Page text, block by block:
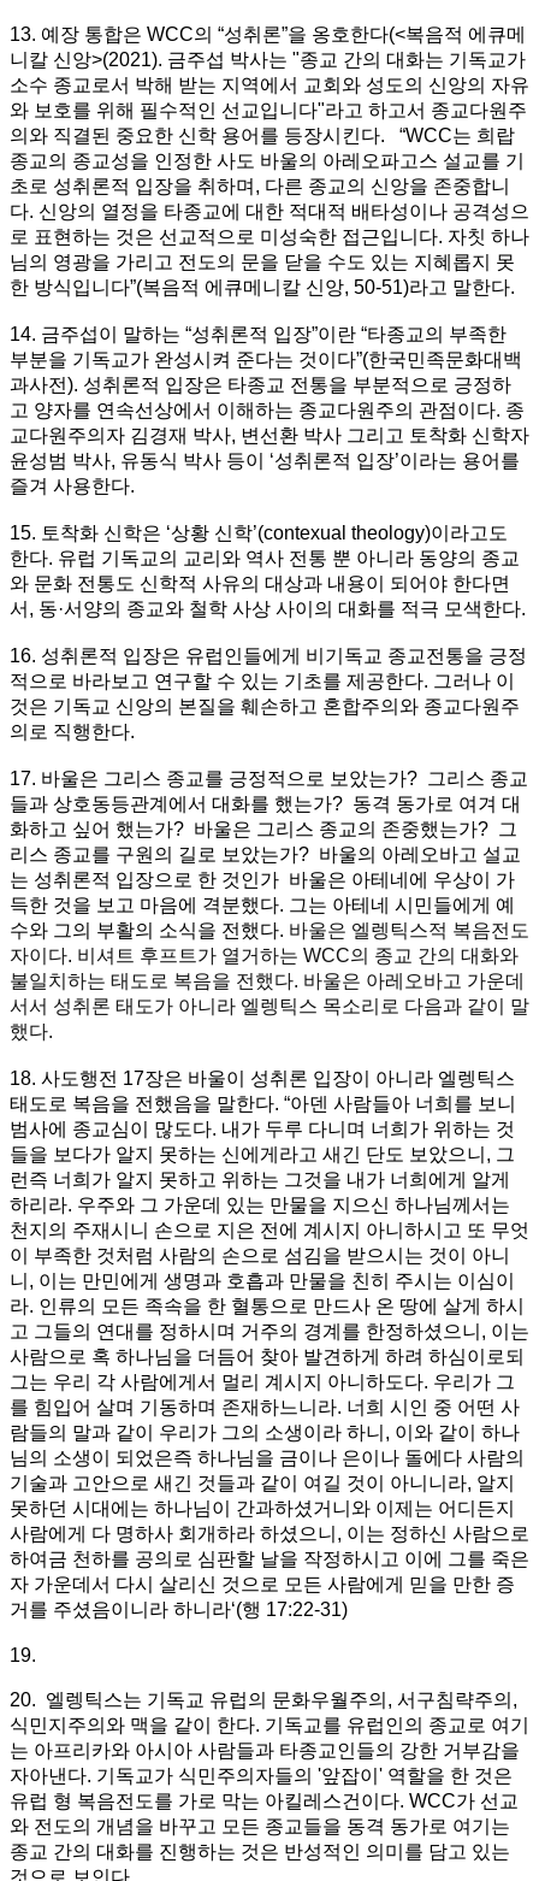
13. 예장 통합은 WCC의 “성취론”을 옹호한다(<복음적 에큐메
니칼 신앙>(2021). 금주섭 박사는 "종교 간의 대화는 기독교가
소수 종교로서 박해 받는 지역에서 교회와 성도의 신앙의 자유
와 보호를 위해 필수적인 선교입니다"라고 하고서 종교다원주
의와 직결된 중요한 신학 용어를 등장시킨다. “WCC는 희랍
종교의 종교성을 인정한 사도 바울의 아레오파고스 설교를 기
초로 성취론적 입장을 취하며, 다른 종교의 신앙을 존중합니
다. 신앙의 열정을 타종교에 대한 적대적 배타성이나 공격성으
로 표현하는 것은 선교적으로 미성숙한 접근입니다. 자칫 하나
님의 영광을 가리고 전도의 문을 닫을 수도 있는 지혜롭지 못
한 방식입니다”(복음적 에큐메니칼 신앙, 50-51)라고 말한다.
14. 금주섭이 말하는 “성취론적 입장”이란 “타종교의 부족한
부분을 기독교가 완성시켜 준다는 것이다”(한국민족문화대백
과사전). 성취론적 입장은 타종교 전통을 부분적으로 긍정하
고 양자를 연속선상에서 이해하는 종교다원주의 관점이다. 종
교다원주의자 김경재 박사, 변선환 박사 그리고 토착화 신학자
윤성범 박사, 유동식 박사 등이 ‘성취론적 입장’이라는 용어를
즐겨 사용한다.
15. 토착화 신학은 ‘상황 신학’(contexual theology)이라고도
한다. 유럽 기독교의 교리와 역사 전통 뿐 아니라 동양의 종교
와 문화 전통도 신학적 사유의 대상과 내용이 되어야 한다면
서, 동·서양의 종교와 철학 사상 사이의 대화를 적극 모색한다.
16. 성취론적 입장은 유럽인들에게 비기독교 종교전통을 긍정
적으로 바라보고 연구할 수 있는 기초를 제공한다. 그러나 이
것은 기독교 신앙의 본질을 훼손하고 혼합주의와 종교다원주
의로 직행한다.
17. 바울은 그리스 종교를 긍정적으로 보았는가? 그리스 종교
들과 상호동등관계에서 대화를 했는가? 동격 동가로 여겨 대
화하고 싶어 했는가? 바울은 그리스 종교의 존중했는가? 그
리스 종교를 구원의 길로 보았는가? 바울의 아레오바고 설교
는 성취론적 입장으로 한 것인가 바울은 아테네에 우상이 가
득한 것을 보고 마음에 격분했다. 그는 아테네 시민들에게 예
수와 그의 부활의 소식을 전했다. 바울은 엘렝틱스적 복음전도
자이다. 비셔트 후프트가 열거하는 WCC의 종교 간의 대화와
불일치하는 태도로 복음을 전했다. 바울은 아레오바고 가운데
서서 성취론 태도가 아니라 엘렝틱스 목소리로 다음과 같이 말
했다.
18. 사도행전 17장은 바울이 성취론 입장이 아니라 엘렝틱스
태도로 복음을 전했음을 말한다. “아덴 사람들아 너희를 보니
범사에 종교심이 많도다. 내가 두루 다니며 너희가 위하는 것
들을 보다가 알지 못하는 신에게라고 새긴 단도 보았으니, 그
런즉 너희가 알지 못하고 위하는 그것을 내가 너희에게 알게
하리라. 우주와 그 가운데 있는 만물을 지으신 하나님께서는
천지의 주재시니 손으로 지은 전에 계시지 아니하시고 또 무엇
이 부족한 것처럼 사람의 손으로 섬김을 받으시는 것이 아니
니, 이는 만민에게 생명과 호흡과 만물을 친히 주시는 이심이
라. 인류의 모든 족속을 한 혈통으로 만드사 온 땅에 살게 하시
고 그들의 연대를 정하시며 거주의 경계를 한정하셨으니, 이는
사람으로 혹 하나님을 더듬어 찾아 발견하게 하려 하심이로되
그는 우리 각 사람에게서 멀리 계시지 아니하도다. 우리가 그
를 힘입어 살며 기동하며 존재하느니라. 너희 시인 중 어떤 사
람들의 말과 같이 우리가 그의 소생이라 하니, 이와 같이 하나
님의 소생이 되었은즉 하나님을 금이나 은이나 돌에다 사람의
기술과 고안으로 새긴 것들과 같이 여길 것이 아니니라, 알지
못하던 시대에는 하나님이 간과하셨거니와 이제는 어디든지
사람에게 다 명하사 회개하라 하셨으니, 이는 정하신 사람으로
하여금 천하를 공의로 심판할 날을 작정하시고 이에 그를 죽은
자 가운데서 다시 살리신 것으로 모든 사람에게 믿을 만한 증
거를 주셨음이니라 하니라‘(행 17:22-31)
19.
20. 엘렝틱스는 기독교 유럽의 문화우월주의, 서구침략주의,
식민지주의와 맥을 같이 한다. 기독교를 유럽인의 종교로 여기
는 아프리카와 아시아 사람들과 타종교인들의 강한 거부감을
자아낸다. 기독교가 식민주의자들의 '앞잡이' 역할을 한 것은
유럽 형 복음전도를 가로 막는 아킬레스건이다. WCC가 선교
와 전도의 개념을 바꾸고 모든 종교들을 동격 동가로 여기는
종교 간의 대화를 진행하는 것은 반성적인 의미를 담고 있는